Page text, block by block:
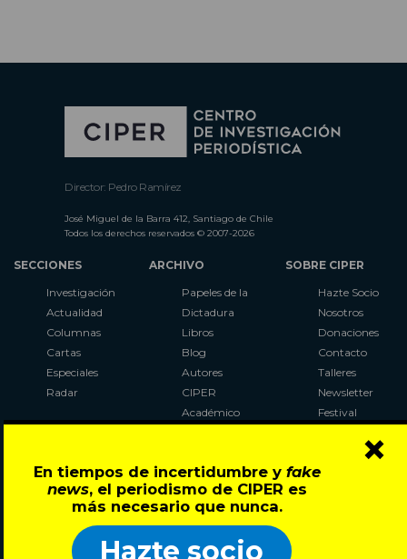
En tiempos de incertidumbre y fake
news, el periodismo de CIPER es
más necesario que nunca.
Hazte socio
×
Director: Pedro Ramírez
José Miguel de la Barra 412, Santiago de Chile
Todos los derechos reservados © 2007-2026
SECCIONES
Investigación
Actualidad
Columnas
Cartas
Especiales
Radar
ARCHIVO
Papeles de la
Dictadura
Libros
Blog
Autores
CIPER
Académico
Al Plebiscito
con CIPER
SOBRE CIPER
Hazte Socio
Nosotros
Donaciones
Contacto
Talleres
Newsletter
Festival